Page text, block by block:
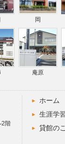
岡
庵原
2階
ホーム
生涯学
貸館の